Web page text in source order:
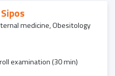
medicine, Obesitology
examination (30 min)